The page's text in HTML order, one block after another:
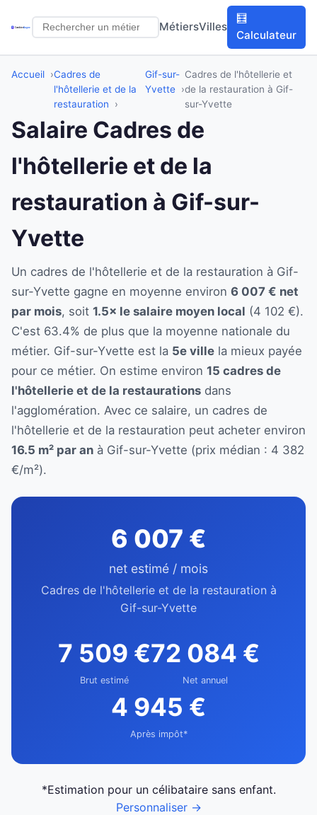
MétiersVilles
🧮
Calculateur
Accueil
Cadres de
l'hôtellerie et de la
restauration
Gif-sur-
Yvette
Cadres de l'hôtellerie et
de la restauration à Gif-
sur-Yvette
Salaire Cadres de
l'hôtellerie et de la
restauration à Gif-sur-
Yvette
Un cadres de l'hôtellerie et de la restauration à Gif-
sur-Yvette gagne en moyenne environ 6 007 € net
par mois, soit 1.5× le salaire moyen local (4 102 €).
C'est 63.4% de plus que la moyenne nationale du
métier. Gif-sur-Yvette est la 5e ville la mieux payée
pour ce métier. On estime environ 15 cadres de
l'hôtellerie et de la restaurations dans
l'agglomération. Avec ce salaire, un cadres de
l'hôtellerie et de la restauration peut acheter environ
16.5 m² par an à Gif-sur-Yvette (prix médian : 4 382
€/m²).
6 007 €
net estimé / mois
Cadres de l'hôtellerie et de la restauration à
Gif-sur-Yvette
7 509 €
Brut estimé
72 084 €
Net annuel
4 945 €
Après impôt*
*Estimation pour un célibataire sans enfant.
Personnaliser →